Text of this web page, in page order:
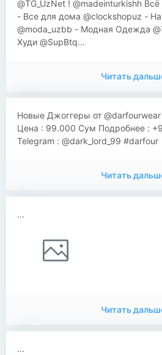
@TG_UzNet ! @madeinturkishh
- Все для дома @clockshopuz -
@moda_uzbb - Модная Одежда
Худи @SupBtq...
Читать
Новые Джоггеры от @darfourwear
Цена : 99.000 Сум Подробнее :
Telegram : @dark_lord_99 #darfour
Читать
...
Читать
...